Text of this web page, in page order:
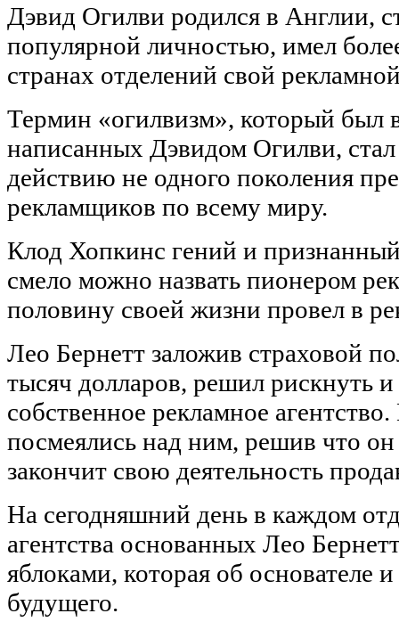
Дэвид Огилви родился в Англии,
популярной личностью, имел
странах отделений свой
Термин «огилвизм», который был
написанных Дэвидом Огилви,
действию не одного поколения
рекламщиков по всему миру.
Клод Хопкинс гений и
смело можно назвать пионером
половину своей жизни провел в
Лео Бернетт заложив страховой
тысяч долларов, решил рискнуть и
собственное рекламное агентство.
посмеялись над ним, решив что
закончит свою деятельность
На сегодняшний день в каждом
агентства основанных Лео
яблоками, которая об основателе
будущего.